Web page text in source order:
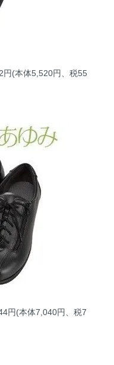
円(本体5,520円、税55
円(本体7,040円、税7